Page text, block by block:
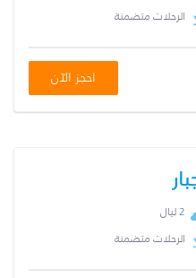
الرحلات متضمنة
احجز الآن
2 ليال
الرحلات متضمنة